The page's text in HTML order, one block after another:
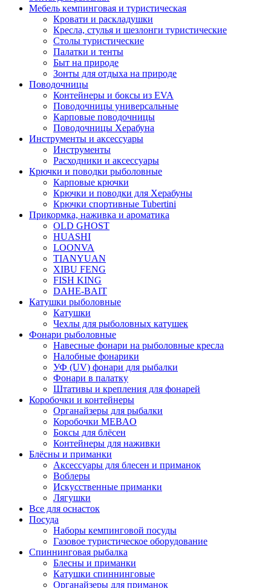
Мебель кемпинговая и туристическая
Кровати и раскладушки
Кресла, стулья и шезлонги туристические
Столы туристические
Палатки и тенты
Быт на природе
Зонты для отдыха на природе
Поводочницы
Контейнеры и боксы из EVA
Поводочницы универсальные
Карповые поводочницы
Поводочницы Херабуна
Инструменты и аксессуары
Инструменты
Расходники и аксессуары
Крючки и поводки рыболовные
Карповые крючки
Крючки и поводки для Херабуны
Крючки спортивные Tubertini
Прикормка, наживка и ароматика
OLD GHOST
HUASHI
LOONVA
TIANYUAN
XIBU FENG
FISH KING
DAHE-BAIT
Катушки рыболовные
Катушки
Чехлы для рыболовных катушек
Фонари рыболовные
Навесные фонари на рыболовные кресла
Налобные фонарики
УФ (UV) фонари для рыбалки
Фонари в палатку
Штативы и крепления для фонарей
Коробочки и контейнеры
Органайзеры для рыбалки
Коробочки MEBAO
Боксы для блёсен
Контейнеры для наживки
Блёсны и приманки
Аксессуары для блесен и приманок
Воблеры
Искусственные приманки
Лягушки
Все для оснасток
Посуда
Наборы кемпинговой посуды
Газовое туристическое оборудование
Спиннинговая рыбалка
Блесны и приманки
Катушки спиннинговые
Органайзеры для приманок